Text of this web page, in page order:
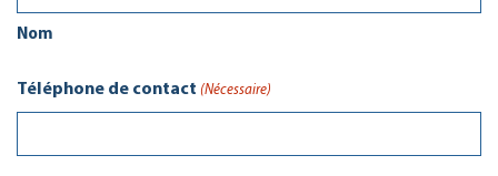
Nom
Téléphone de contact (Nécessaire)